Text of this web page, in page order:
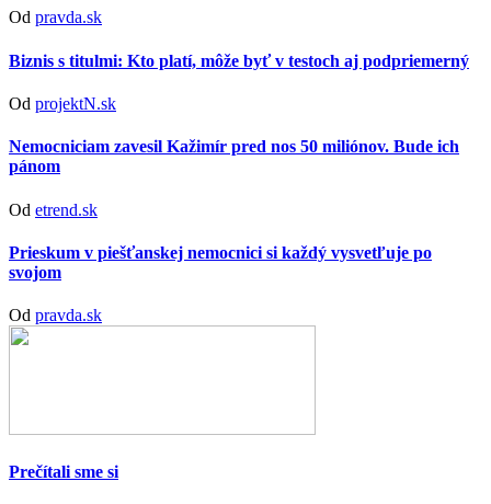
Od pravda.sk
Biznis s titulmi: Kto platí, môže byť v testoch aj podpriemerný
Od projektN.sk
Nemocniciam zavesil Kažimír pred nos 50 miliónov. Bude ich
pánom
Od etrend.sk
Prieskum v piešťanskej nemocnici si každý vysvetľuje po
svojom
Od pravda.sk
Prečítali sme si